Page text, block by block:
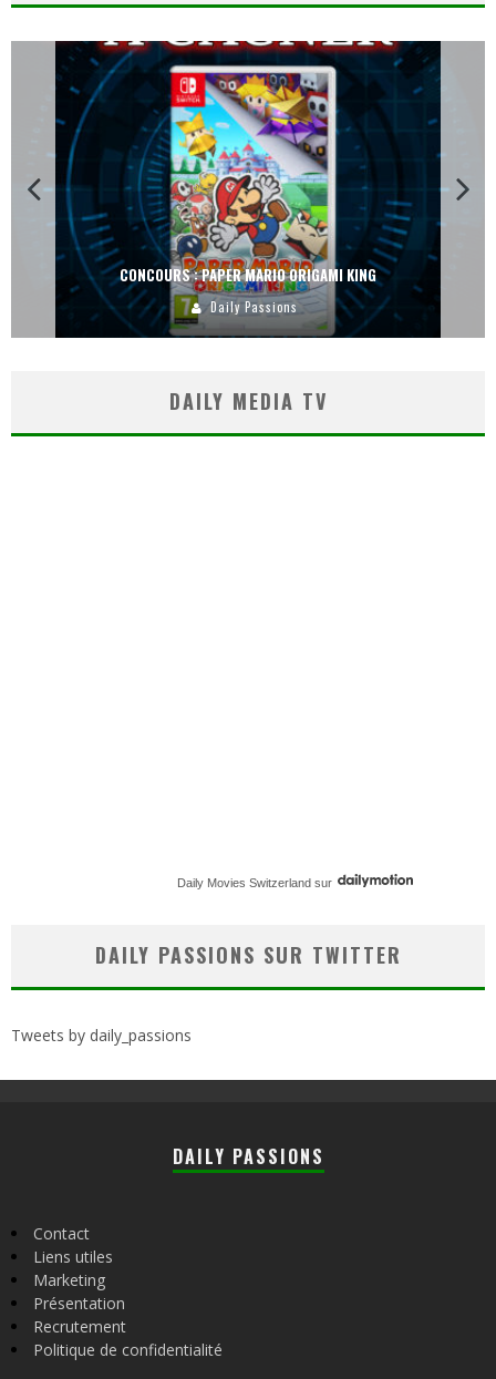
CONCOURS : PAPER MARIO ORIGAMI KING
Daily Passions
DAILY MEDIA TV
Daily Movies Switzerland sur
DAILY PASSIONS SUR TWITTER
Tweets by daily_passions
DAILY PASSIONS
Contact
Liens utiles
Marketing
Présentation
Recrutement
Politique de confidentialité